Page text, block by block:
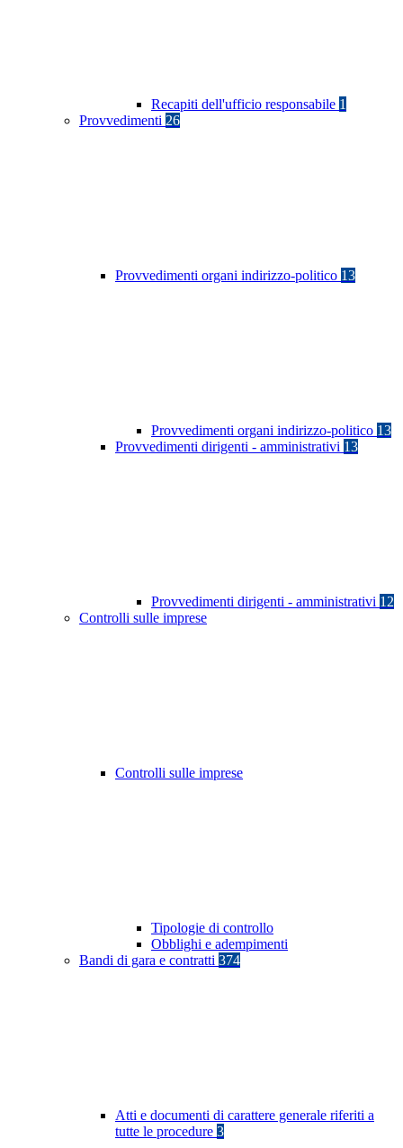
Recapiti dell'ufficio responsabile 1
Provvedimenti 26
Provvedimenti organi indirizzo-politico 13
Provvedimenti organi indirizzo-politico 13
Provvedimenti dirigenti - amministrativi 13
Provvedimenti dirigenti - amministrativi 12
Controlli sulle imprese
Controlli sulle imprese
Tipologie di controllo
Obblighi e adempimenti
Bandi di gara e contratti 374
Atti e documenti di carattere generale riferiti a
tutte le procedure 3